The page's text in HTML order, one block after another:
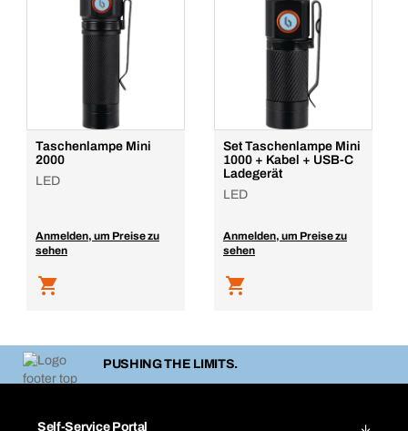
Taschenlampe Mini
2000
LED
Anmelden, um Preise zu
sehen
Set Taschenlampe Mini
1000 + Kabel + USB-C
Ladegerät
LED
Anmelden, um Preise zu
sehen
PUSHING THE LIMITS.
Self-Service Portal